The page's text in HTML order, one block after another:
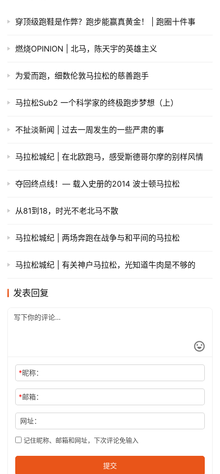
穿顶级跑鞋是作弊？跑步能赢真黄金！ | 跑圈十件事
燃烧OPINION | 北马，陈天宇的英雄主义
为爱而跑，细数伦敦马拉松的慈善跑手
马拉松Sub2 一个科学家的终极跑步梦想（上）
不扯淡新闻 | 过去一周发生的一些严肃的事
马拉松城纪 | 在北欧跑马，感受斯德哥尔摩的别样风情
夺回终点线！— 载入史册的2014 波士顿马拉松
从81到18，时光不老北马不散
马拉松城纪 | 两场奔跑在战争与和平间的马拉松
马拉松城纪 | 有关神户马拉松，光知道牛肉是不够的
发表回复
*昵称：
*邮箱：
网址：
记住昵称、邮箱和网址，下次评论免输入
提交